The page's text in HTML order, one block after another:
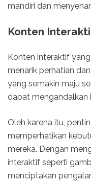
mandiri dan
Konten
Konten interaktif
menarik perhatian
yang semakin maju
dapat mengandalkan
Oleh karena itu,
memperhatikan
mereka. Dengan
interaktif seperti
menciptakan